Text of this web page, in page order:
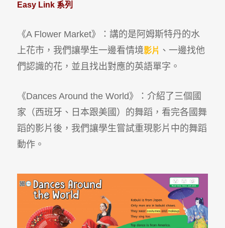
Easy Link 系列
《A Flower Market》：講的是阿姆斯特丹的水
上花市，我們讓學生一邊看情境影片 、一邊找他
們認識的花，並且找出對應的英語單字。
《Dances Around the World》：介紹了三個國
家（西班牙、日本跟美國）的舞蹈，看完各國舞
蹈的影片後，我們讓學生嘗試重現影片中的舞蹈
動作。